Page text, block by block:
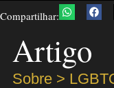
Compartilhar:
Artigo
Sobre >